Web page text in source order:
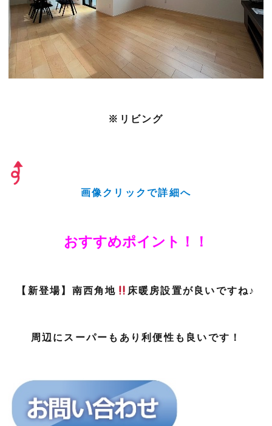
※リビング
画像クリックで詳細へ
おすすめポイント！！
【新登場】南西角地 床暖房設置が良いですね♪
周辺にスーパーもあり利便性も良いです！